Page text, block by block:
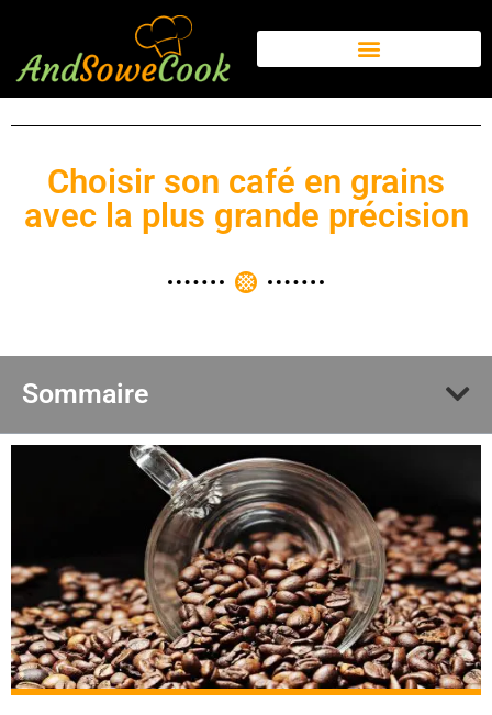
Choisir son café en grains
avec la plus grande précision
Sommaire